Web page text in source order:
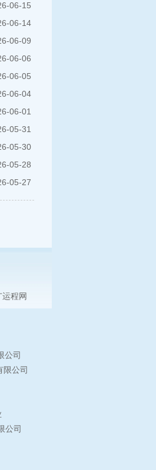
06-15
06-14
06-09
06-06
06-05
06-04
06-01
05-31
05-30
05-28
05-27
程网
公司
限公司
公司